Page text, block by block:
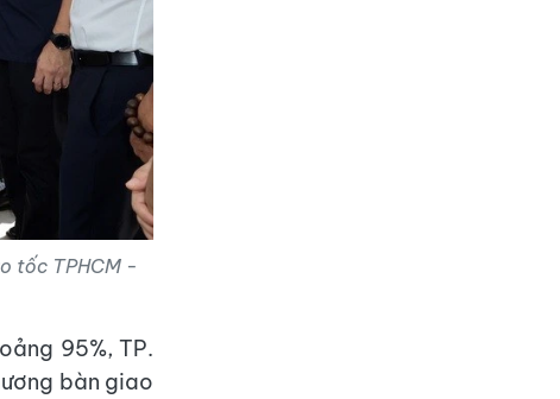
tốc TPHCM -
95%, TP.
bàn giao